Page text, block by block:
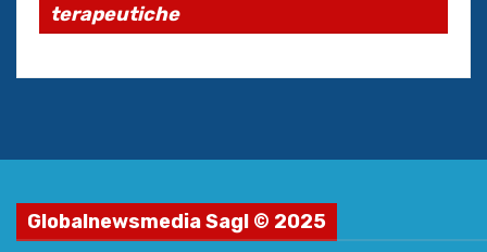
terapeutiche
Globalnewsmedia Sagl © 2025